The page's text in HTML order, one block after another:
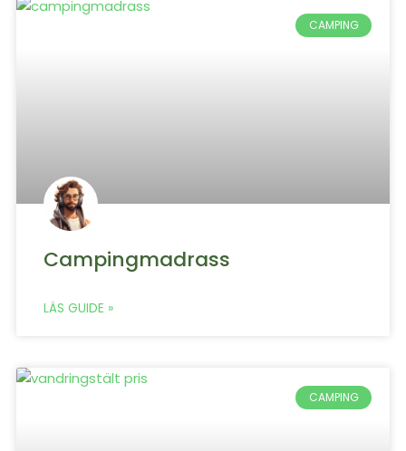
CAMPING
Campingmadrass
LÄS GUIDE »
CAMPING